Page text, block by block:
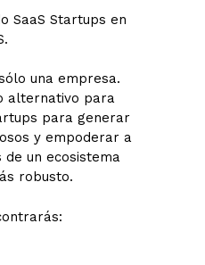
SaaS Startups en
una empresa.
alternativo para
para generar
y empoderar a
un ecosistema
robusto.